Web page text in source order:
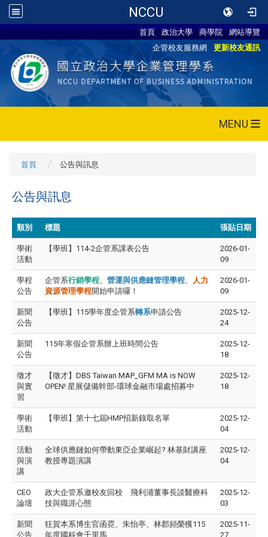
NCCU
首頁 政治大學 商學院
網站導覽
企管校友服務網
更新校友通訊
MENU
首頁 公告與訊息
公告與訊息
類別 標題 張貼日期
學術
活動
【學班】114-2企管系課表公告
2026-01-
09
學程
公告
企管系行銷學程 營運與供應鏈管理學程
人力
資源管理學程開始申請囉！
2026-01-
09
新聞
公告
【學班】115學年度企管系轉系申請公告
2025-12-
24
新聞
公告
115年寒假企管系辦上班時間公告
2025-12-
18
徵才
與實
習
【徵才】DBS Taiwan MAP_GFM MA is NOW
OPEN! 星展儲備幹部-環球金融市場處招募中
2025-12-
18
學術
活動
【學班】第十七屆HMP招新錄取名單
2025-12-
04
活動
與演
講
全球供應鏈如何帶動東亞企業崛起? 林基財講座
教授專題演講
2025-12-
04
CEO
論壇
政大企管系邀校友回校 飛利浦董事長談醫療科
技與職涯心態
2025-12-
03
新聞
公告
狂賀本系博生官函霓、朱怡亭、林郡頻榮獲115
年度國科會千里馬
2025-11-
27